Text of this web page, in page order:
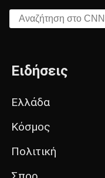
Αναζήτηση στο CNN.gr
Ειδήσεις
Ελλάδα
Κόσμος
Πολιτική